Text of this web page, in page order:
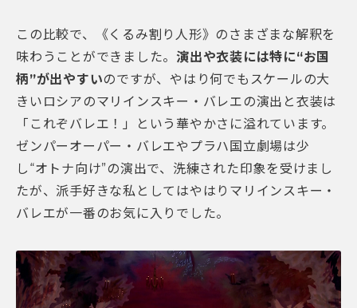
この比較で、《くるみ割り人形》のさまざまな解釈を
味わうことができました。 演出や衣装には特に“お国
柄”が出やすいのですが、やはり何でもスケールの大
きいロシアのマリインスキー・バレエの演出と衣装は
「これぞバレエ！」という華やかさに溢れています。
ゼンパーオーパー・バレエやプラハ国立劇場は少
し“オトナ向け”の演出で、洗練された印象を受けまし
たが、派手好きな私としてはやはりマリインスキー・
バレエが一番のお気に入りでした。